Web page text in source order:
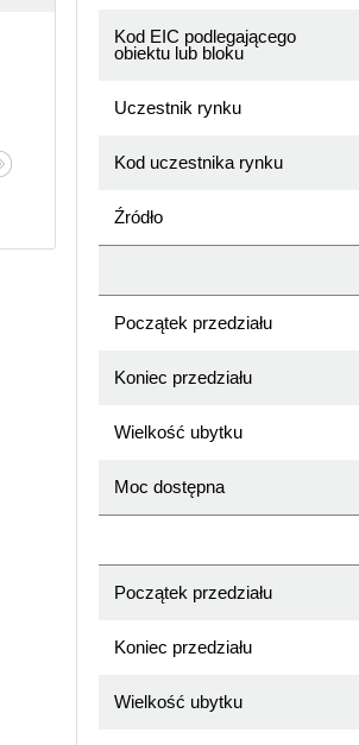
Kod EIC podlegającego
obiektu lub bloku
Uczestnik rynku
Kod uczestnika rynku
Źródło
Początek przedziału
Koniec przedziału
Wielkość ubytku
Moc dostępna
Początek przedziału
Koniec przedziału
Wielkość ubytku